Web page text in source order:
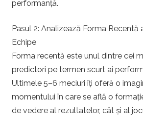
performanță.
Pasul 2: Analizează Forma Recentă
Echipe
Forma recentă este unul dintre cei
predictori pe termen scurt ai
Ultimele 5–6 meciuri îți oferă o
momentului în care se află o
de vedere al rezultatelor, cât și al